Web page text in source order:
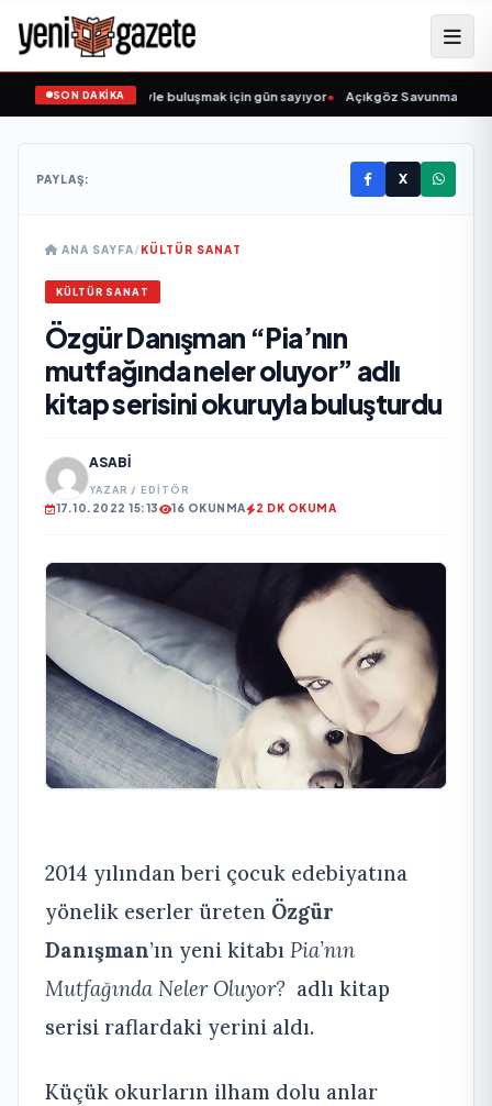
SON DAKİKA
Şarkıcısı” seyircisiyle buluşmak için gün sayıyor• Açıkgöz Savunma
PAYLAŞ: X
ANA SAYFA/KÜLTÜR SANAT
KÜLTÜR SANAT
Özgür Danışman “Pia’nın
mutfağında neler oluyor” adlı
kitap serisini okuruyla buluşturdu
ASABI
YAZAR / EDITÖR
17.10.2022 15:13 16 OKUNMA 2 DK OKUMA
2014 yılından beri çocuk edebiyatına
yönelik eserler üreten Özgür
Danışman’ın yeni kitabı Pia’nın
Mutfağında Neler Oluyor? adlı kitap
serisi raflardaki yerini aldı.
Küçük okurların ilham dolu anlar